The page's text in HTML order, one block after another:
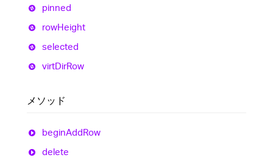
pinned
rowHeight
selected
virtDirRow
メソッド
beginAddRow
delete